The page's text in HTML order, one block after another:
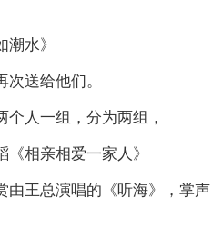
水》
送给他们。
人一组，分为两组，
相亲相爱一家人》
由王总演唱的《听海》，掌声